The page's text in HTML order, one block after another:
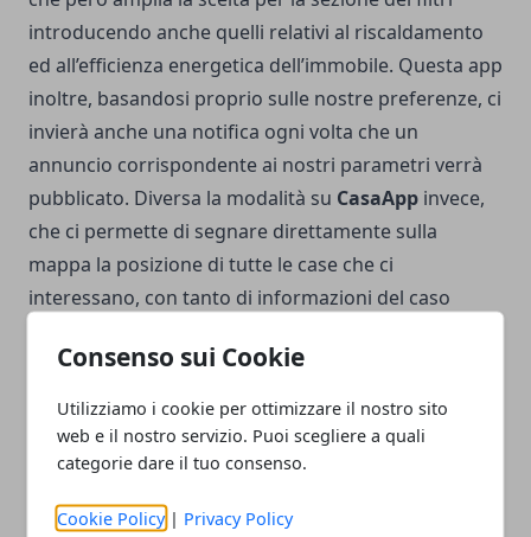
Consenso sui Cookie
Utilizziamo i cookie per ottimizzare il nostro sito
web e il nostro servizio. Puoi scegliere a quali
categorie dare il tuo consenso.
Cookie Policy | Privacy Policy
introducendo anche quelli relativi al riscaldamento
ed all’efficienza energetica dell’immobile. Questa app
inoltre, basandosi proprio sulle nostre preferenze, ci
invierà anche una notifica ogni volta che un
annuncio corrispondente ai nostri parametri verrà
pubblicato. Diversa la modalità su CasaApp invece,
che ci permette di segnare direttamente sulla
mappa la posizione di tutte le case che ci
interessano, con tanto di informazioni del caso